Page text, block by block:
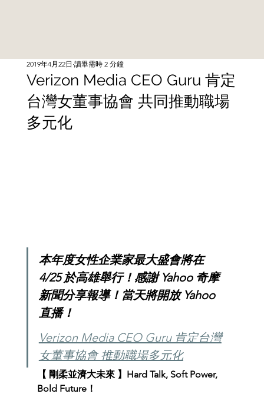
Verizon Media CEO Guru 肯定
台灣女董事協會 共同推動職場
多元化
2019年4月22日 讀畢需時 2 分鐘
本年度女性企業家最大盛會將在
4/25 於高雄舉行！感謝 Yahoo 奇摩
新聞分享報導！當天將開放 Yahoo
直播！
Verizon Media CEO Guru 肯定台灣
女董事協會 推動職場多元化
【 剛柔並濟大未來 】Hard Talk, Soft Power,
Bold Future！﻿